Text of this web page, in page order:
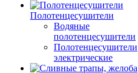
Полотенцесушители
Водяные
полотенцесушители
Полотенцесушители
электрические